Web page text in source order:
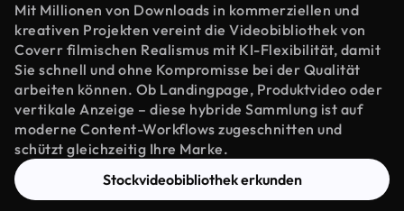
Mit Millionen von Downloads in kommerziellen und
kreativen Projekten vereint die Videobibliothek von
Coverr filmischen Realismus mit KI-Flexibilität, damit
Sie schnell und ohne Kompromisse bei der Qualität
arbeiten können. Ob Landingpage, Produktvideo oder
vertikale Anzeige – diese hybride Sammlung ist auf
moderne Content-Workflows zugeschnitten und
schützt gleichzeitig Ihre Marke.
Stockvideobibliothek erkunden